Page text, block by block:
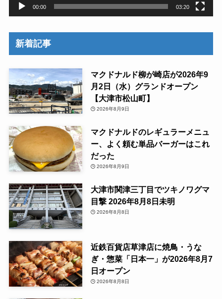
00:00 03:20
新着記事
マクドナルド柳が崎店が2026年9
月2日（水）グランドオープン
【大津市松山町】
2026年8月9日
マクドナルドのレギュラーメニュ
ー、よく頼む単品バーガーはこれ
だった
2026年8月9日
大津市関津三丁目でツキノワグマ
目撃 2026年8月8日未明
2026年8月8日
近鉄百貨店草津店に焼鳥・うな
ぎ・惣菜「日本一」が2026年8月7
日オープン
2026年8月8日